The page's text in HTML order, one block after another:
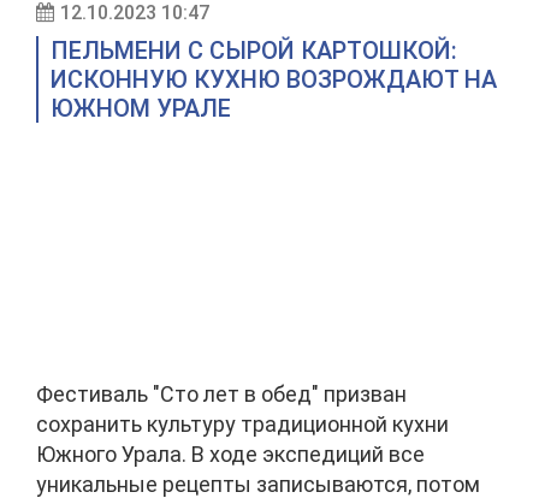
12.10.2023 10:47
ПЕЛЬМЕНИ С СЫРОЙ КАРТОШКОЙ:
ИСКОННУЮ КУХНЮ ВОЗРОЖДАЮТ НА
ЮЖНОМ УРАЛЕ
Фестиваль "Сто лет в обед" призван
сохранить культуру традиционной кухни
Южного Урала. В ходе экспедиций все
уникальные рецепты записываются, потом